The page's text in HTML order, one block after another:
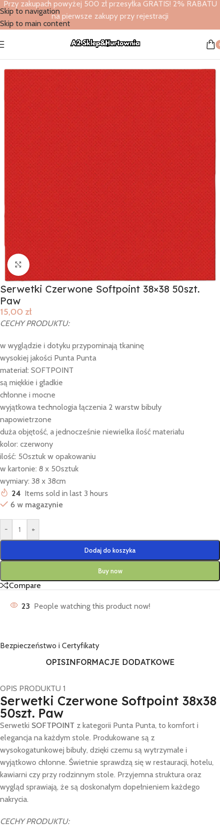
Skip to navigation
Skip to main content
Przy zakupach powyżej 500 zł przesyłka GRATIS! 2% RABATU
na pierwsze zakupy przy rejestracji
Strona główna Serwetki Softpoint
Click to enlarge
Serwetki Czerwone Softpoint 38×38 50szt.
Paw
15,00 zł
CECHY PRODUKTU:
w wyglądzie i dotyku przypominają tkaninę
wysokiej jakości Punta Punta
materiał: SOFTPOINT
są miękkie i gładkie
chłonne i mocne
wyjątkowa technologia łączenia 2 warstw bibuły
napowietrzone
duża objętość, a jednocześnie niewielka ilość materiału
kolor: czerwony
ilość: 50sztuk w opakowaniu
w kartonie: 8 x 50sztuk
wymiary: 38 x 38cm
24 Items sold in last 3 hours
6 w magazynie
- +
Dodaj do koszyka
Buy now
Compare
23 People watching this product now!
Bezpieczeństwo i Certyfikaty
OPISINFORMACJE DODATKOWE
OPIS PRODUKTU 1
Serwetki Czerwone Softpoint 38x38
50szt. Paw
Serwetki SOFTPOINT z kategorii Punta Punta, to komfort i
elegancja na każdym stole. Produkowane są z
wysokogatunkowej bibuły, dzięki czemu są wytrzymałe i
wyjątkowo chłonne. Świetnie sprawdzą się w restauracji, hotelu,
kawiarni czy przy rodzinnym stole. Przyjemna struktura oraz
wygląd sprawiają, że są doskonałym dopełnieniem każdego
nakrycia.
CECHY PRODUKTU: